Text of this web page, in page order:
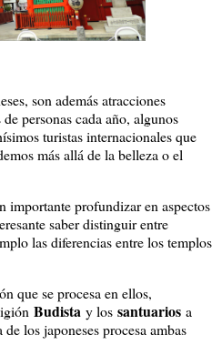
son además atracciones
personas cada año, algunos
turistas internacionales que
más allá de la belleza o el
importante profundizar en aspectos
saber distinguir entre
las diferencias entre los templos
que se procesa en ellos,
Budista y los santuarios a
los japoneses procesa ambas